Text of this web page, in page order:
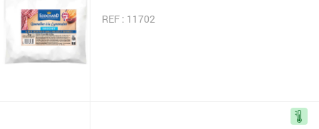
REF : 11702